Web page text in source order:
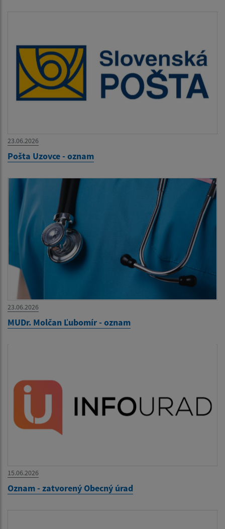
23.06.2026
Pošta Uzovce - oznam
23.06.2026
MUDr. Molčan Ľubomír - oznam
15.06.2026
Oznam - zatvorený Obecný úrad